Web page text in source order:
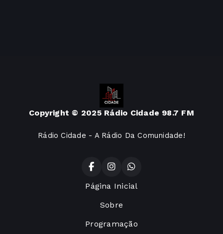
Copyright © 2025 Rádio Cidade 98.7 FM
Rádio Cidade - A Rádio Da Comunidade!
Página Inicial
Sobre
Programação